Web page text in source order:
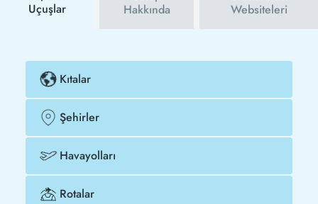
Uçuşlar
Hakkında
Websiteleri
Kıtalar
Şehirler
Havayolları
Rotalar